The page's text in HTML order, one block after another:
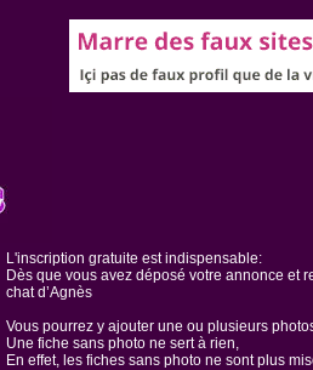
L'inscription gratuite est indispensable:
Dès que vous avez déposé votre annonce et
chat d’Agnès
Vous pourrez y ajouter une ou plusieurs
Une fiche sans photo ne sert à rien,
En effet, les fiches sans photo ne sont plus